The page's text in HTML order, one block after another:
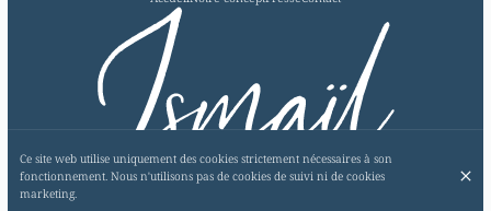
Ce site web utilise uniquement des cookies strictement nécessaires à son
fonctionnement. Nous n'utilisons pas de cookies de suivi ni de cookies
marketing.